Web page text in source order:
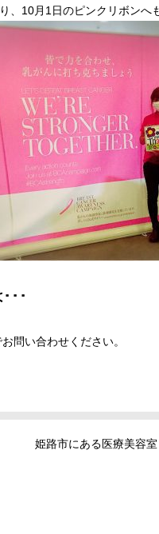
、10月1日のピンクリボンへ
･･
お問い合わせください。
姫路市にある医療美容室